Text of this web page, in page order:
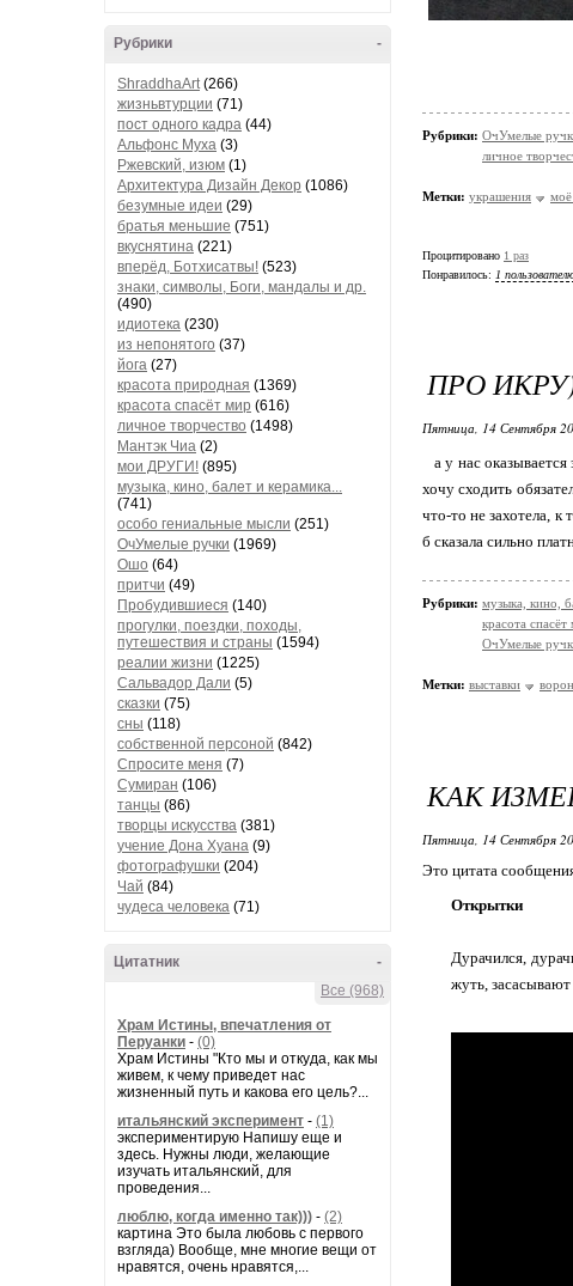
-
Рубрики
ShraddhaArt(266)
жизньвтурции (71)
пост одного кадра (44)
Альфонс Муха (3)
Ржевский, изюм (1)
Архитектура Дизайн Декор (1086)
безумные идеи (29)
братья меньшие (751)
вкуснятина (221)
вперёд, Ботхисатвы! (523)
знаки, символы, Боги, мандалы и др.
(490)
идиотека (230)
из непонятого (37)
йога (27)
красота природная (1369)
красота спасёт мир (616)
личное творчество (1498)
Мантэк Чиа (2)
мои ДРУГИ! (895)
музыка, кино, балет и керамика...
(741)
особо гениальные мысли (251)
ОчУмелые ручки (1969)
Ошо (64)
притчи (49)
Пробудившиеся (140)
прогулки, поездки, походы,
путешествия и страны (1594)
реалии жизни (1225)
Сальвадор Дали (5)
сказки (75)
сны (118)
собственной персоной (842)
Спросите меня (7)
Сумиран (106)
танцы (86)
творцы искусства (381)
учение Дона Хуана (9)
фотографушки (204)
Чай (84)
чудеса человека (71)
-
Цитатник
Все (968)
Храм Истины, впечатления от
Перуанки - (0)
Храм Истины "Кто мы и откуда, как мы
живем, к чему приведет нас
жизненный путь и какова его цель?...
итальянский эксперимент - (1)
экспериментирую Напишу еще и
здесь. Нужны люди, желающие
изучать итальянский, для
проведения...
люблю, когда именно так))) - (2)
картина Это была любовь с первого
взгляда) Вообще, мне многие вещи от
нравятся, очень нравятся,...
Рубрики: ОчУмелые
личное
Метки: украшения моё
Процитировано 1 раз
Понравилось: 1
ПРО
Пятница, 14 Сентября
а у нас оказывается
хочу сходить
что-то не захотела,
б сказала сильно
Рубрики: музыка, кино,
красота спасёт
ОчУмелые
Метки: выставки
КАК
Пятница, 14 Сентября
Это цитата
Открытки
Дурачился,
жуть,